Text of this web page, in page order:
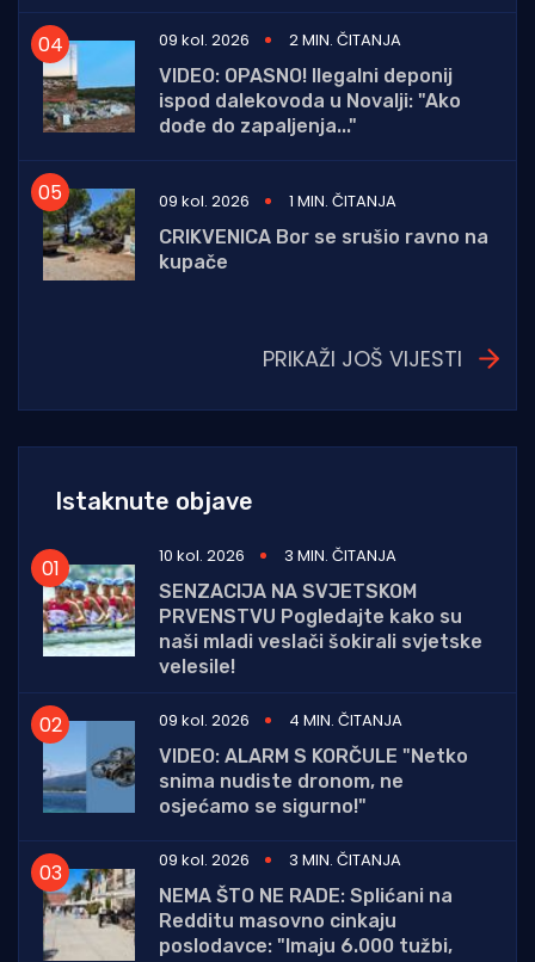
09 kol. 2026
2 MIN. ČITANJA
VIDEO: OPASNO! Ilegalni deponij
ispod dalekovoda u Novalji: "Ako
dođe do zapaljenja..."
09 kol. 2026
1 MIN. ČITANJA
CRIKVENICA Bor se srušio ravno na
kupače
PRIKAŽI JOŠ VIJESTI
Istaknute objave
10 kol. 2026
3 MIN. ČITANJA
SENZACIJA NA SVJETSKOM
PRVENSTVU Pogledajte kako su
naši mladi veslači šokirali svjetske
velesile!
09 kol. 2026
4 MIN. ČITANJA
VIDEO: ALARM S KORČULE "Netko
snima nudiste dronom, ne
osjećamo se sigurno!"
09 kol. 2026
3 MIN. ČITANJA
NEMA ŠTO NE RADE: Splićani na
Redditu masovno cinkaju
poslodavce: "Imaju 6.000 tužbi,